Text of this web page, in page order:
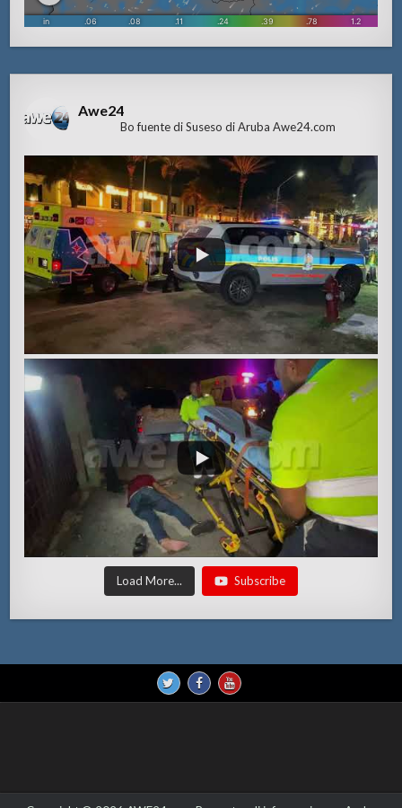
Awe24
Bo fuente di Suseso di Aruba Awe24.com
Load More... Subscribe